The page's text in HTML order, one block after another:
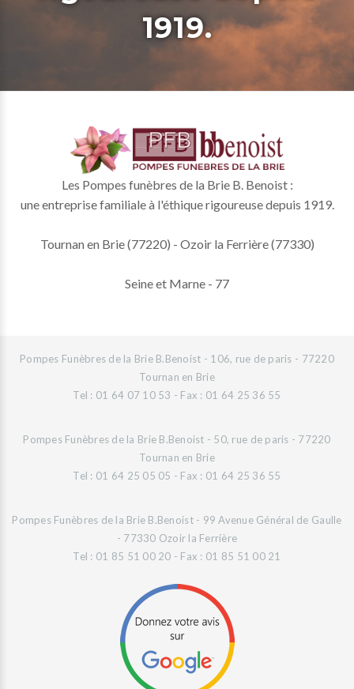
1919.
Les Pompes funèbres de la Brie B. Benoist :
une entreprise familiale à l'éthique rigoureuse depuis 1919.
Tournan en Brie (77220) - Ozoir la Ferrière (77330)
Seine et Marne - 77
Pompes Funèbres de la Brie B.Benoist - 106, rue de paris - 77220
Tournan en Brie
Tel : 01 64 07 10 53 - Fax : 01 64 25 36 55
Pompes Funèbres de la Brie B.Benoist - 50, rue de paris - 77220
Tournan en Brie
Tel : 01 64 25 05 05 - Fax : 01 64 25 36 55
Pompes Funèbres de la Brie B.Benoist - 99 Avenue Général de Gaulle
- 77330 Ozoir la Ferrière
Tel : 01 85 51 00 20 - Fax : 01 85 51 00 21